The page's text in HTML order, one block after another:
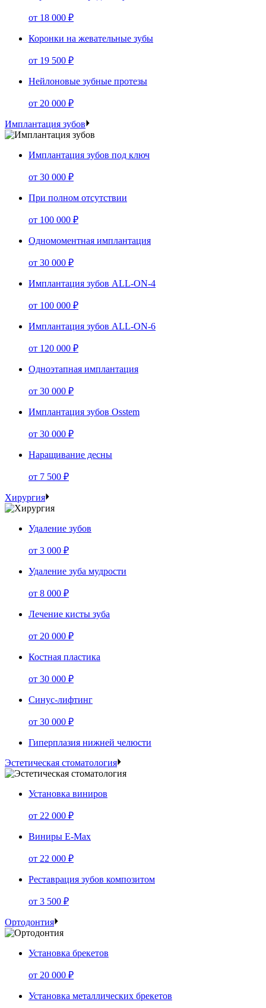
от 18 000 ₽
Коронки на жевательные зубы
от 19 500 ₽
Нейлоновые зубные протезы
от 20 000 ₽
Имплантация зубов
Имплантация зубов под ключ
от 30 000 ₽
При полном отсутствии
от 100 000 ₽
Одномоментная имплантация
от 30 000 ₽
Имплантация зубов ALL-ON-4
от 100 000 ₽
Имплантация зубов ALL-ON-6
от 120 000 ₽
Одноэтапная имплантация
от 30 000 ₽
Имплантация зубов Osstem
от 30 000 ₽
Наращивание десны
от 7 500 ₽
Хирургия
Удаление зубов
от 3 000 ₽
Удаление зуба мудрости
от 8 000 ₽
Лечение кисты зуба
от 20 000 ₽
Костная пластика
от 30 000 ₽
Синус-лифтинг
от 30 000 ₽
Гиперплазия нижней челюсти
Эстетическая стоматология
Установка виниров
от 22 000 ₽
Виниры E-Max
от 22 000 ₽
Реставрация зубов композитом
от 3 500 ₽
Ортодонтия
Установка брекетов
от 20 000 ₽
Установка металлических брекетов